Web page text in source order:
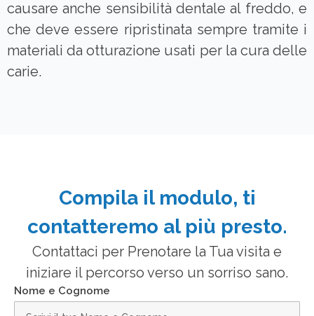
causare anche sensibilità dentale al freddo, e
che deve essere ripristinata sempre tramite i
materiali da otturazione usati per la cura delle
carie.
Compila il modulo, ti
contatteremo al più presto.
Contattaci per Prenotare la Tua visita e
iniziare il percorso verso un sorriso sano.
Nome e Cognome